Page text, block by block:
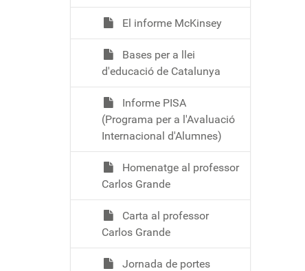
El informe McKinsey
Bases per a llei
d'educació de Catalunya
Informe PISA
(Programa per a l'Avaluació
Internacional d'Alumnes)
Homenatge al professor
Carlos Grande
Carta al professor
Carlos Grande
Jornada de portes